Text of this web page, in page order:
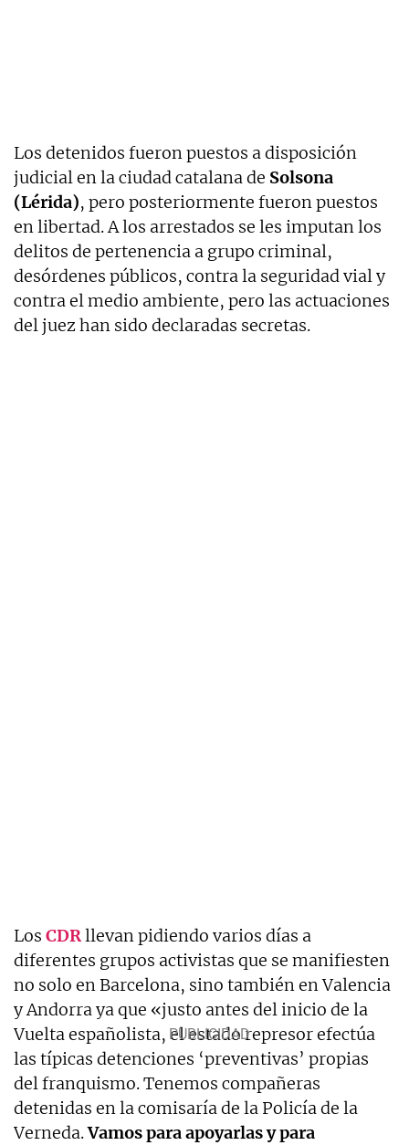
Los detenidos fueron puestos a disposición
judicial en la ciudad catalana de Solsona
(Lérida), pero posteriormente fueron puestos
en libertad. A los arrestados se les imputan los
delitos de pertenencia a grupo criminal,
desórdenes públicos, contra la seguridad vial y
contra el medio ambiente, pero las actuaciones
del juez han sido declaradas secretas.
Los CDRllevan pidiendo varios días a
diferentes grupos activistas que se manifiesten
no solo en Barcelona, sino también en Valencia
y Andorra ya que «justo antes del inicio de la
Vuelta españolista, el estado represor efectúa
las típicas detenciones ‘preventivas’ propias
del franquismo. Tenemos compañeras
detenidas en la comisaría de la Policía de la
Verneda.Vamos para apoyarlas y para